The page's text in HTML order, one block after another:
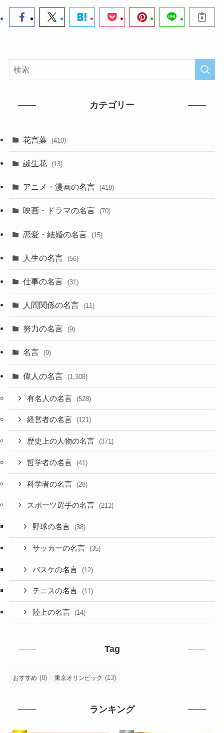
カテゴリー
花言葉 (410)
誕生花 (13)
アニメ・漫画の名言 (418)
映画・ドラマの名言 (70)
恋愛・結婚の名言 (15)
人生の名言 (56)
仕事の名言 (31)
人間関係の名言 (11)
努力の名言 (9)
名言 (9)
偉人の名言 (1,308)
有名人の名言 (528)
経営者の名言 (121)
歴史上の人物の名言 (371)
哲学者の名言 (41)
科学者の名言 (28)
スポーツ選手の名言 (212)
野球の名言 (38)
サッカーの名言 (35)
バスケの名言 (12)
テニスの名言 (11)
陸上の名言 (14)
Tag
おすすめ (8) 東京オリンピック (13)
ランキング